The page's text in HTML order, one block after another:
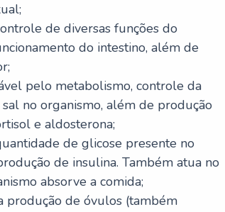
de diversas funções do
do intestino, além de
pelo metabolismo, controle da
no organismo, além de produção
e aldosterona;
de glicose presente no
de insulina. Também atua no
absorve a comida;
produção de óvulos (também